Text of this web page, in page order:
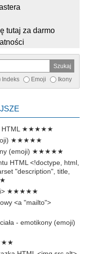
tutaj za darmo
Indeks Emoji Ikony
★★★★★
★★★★★
(emoji) ★★★★★
HTML <!doctype, html,
"description", title,
★★★★★
<a "mailto">
- emotikony (emoji)